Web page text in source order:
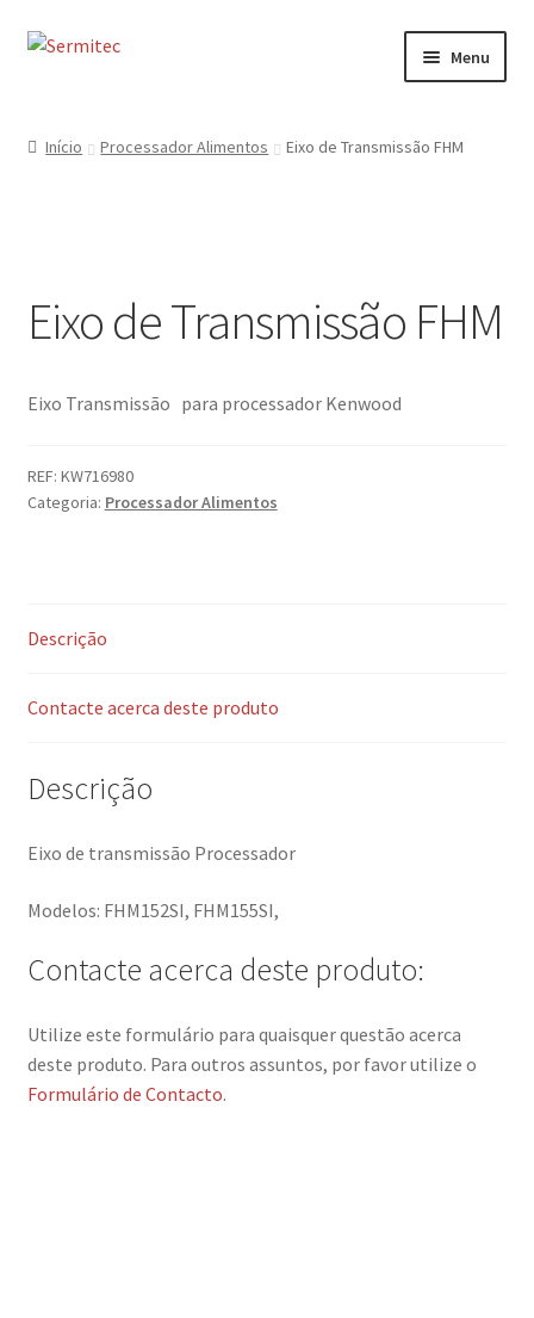
Ir
Saltar
Menu
Serviços
Início Processador Alimentos Eixo de Transmissão FHM
Eixo de Transmissão FHM
Eixo Transmissão para processador Kenwood
REF: KW716980
Categoria: Processador Alimentos
Descrição
Contacte acerca deste produto
Descrição
Eixo de transmissão Processador
Modelos: FHM152SI, FHM155SI,
Contacte acerca deste produto:
Utilize este formulário para quaisquer questão acerca
deste produto. Para outros assuntos, por favor utilize o
Formulário de Contacto.